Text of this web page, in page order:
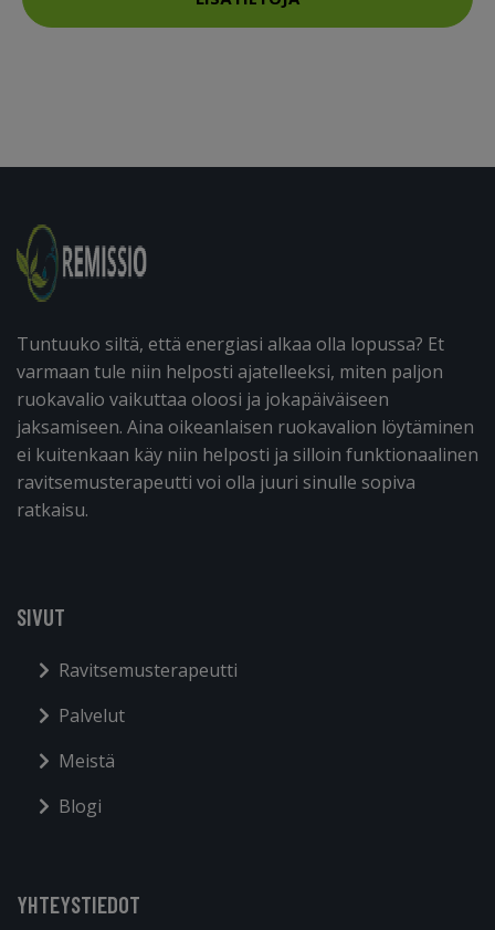
Tuntuuko siltä, että energiasi alkaa olla lopussa? Et
varmaan tule niin helposti ajatelleeksi, miten paljon
ruokavalio vaikuttaa oloosi ja jokapäiväiseen
jaksamiseen. Aina oikeanlaisen ruokavalion löytäminen
ei kuitenkaan käy niin helposti ja silloin funktionaalinen
ravitsemusterapeutti voi olla juuri sinulle sopiva
ratkaisu.
SIVUT
Ravitsemusterapeutti
Palvelut
Meistä
Blogi
YHTEYSTIEDOT